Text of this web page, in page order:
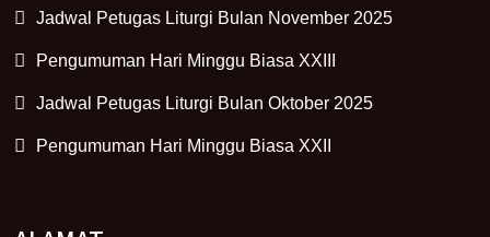
Jadwal Petugas Liturgi Bulan November 2025
Pengumuman Hari Minggu Biasa XXIII
Jadwal Petugas Liturgi Bulan Oktober 2025
Pengumuman Hari Minggu Biasa XXII